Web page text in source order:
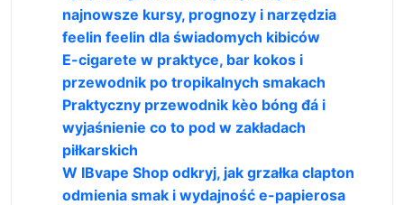
najnowsze kursy, prognozy i narzędzia
feelin feelin dla świadomych kibiców
E-cigarete w praktyce, bar kokos i
przewodnik po tropikalnych smakach
Praktyczny przewodnik kèo bóng đá i
wyjaśnienie co to pod w zakładach
piłkarskich
W IBvape Shop odkryj, jak grzałka clapton
odmienia smak i wydajność e-papierosa